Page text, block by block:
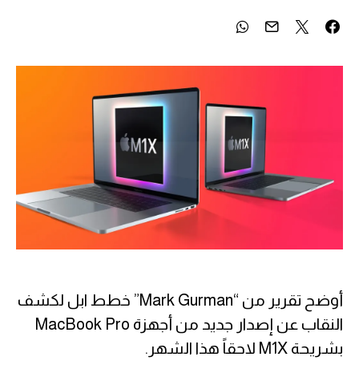
أوضح تقرير من “Mark Gurman” خطط ابل لكشف
النقاب عن إصدار جديد من أجهزة MacBook Pro
بشريحة M1X لاحقاً هذا الشهر.